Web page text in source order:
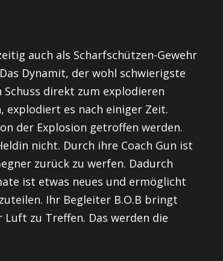
auch als Scharfschützen-Gewehr
Dynamit, der wohl schwierigste
direkt zum explodieren
explodiert es nach einiger Zeit.
der Explosion getroffen werden.
nicht. Durch ihre Coach Gun ist
zurück zu werfen. Dadurch
ist etwas neues und ermöglicht
Ihr Begleiter B.O.B bringt
zu Treffen. Das werden die